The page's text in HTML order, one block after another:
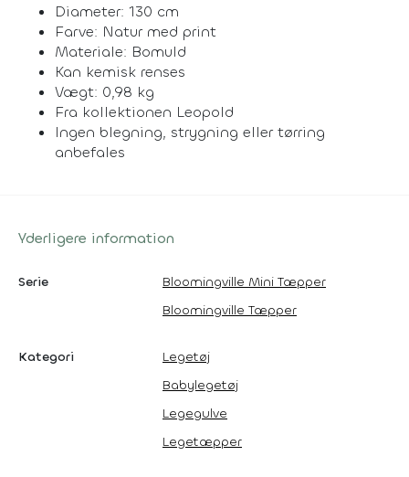
Diameter: 130 cm
Farve: Natur med print
Materiale: Bomuld
Kan kemisk renses
Vægt: 0,98 kg
Fra kollektionen Leopold
Ingen blegning, strygning eller tørring
anbefales
Yderligere information
Serie
Bloomingville Mini Tæpper
Bloomingville Tæpper
Kategori
Legetøj
Babylegetøj
Legegulve
Legetæpper